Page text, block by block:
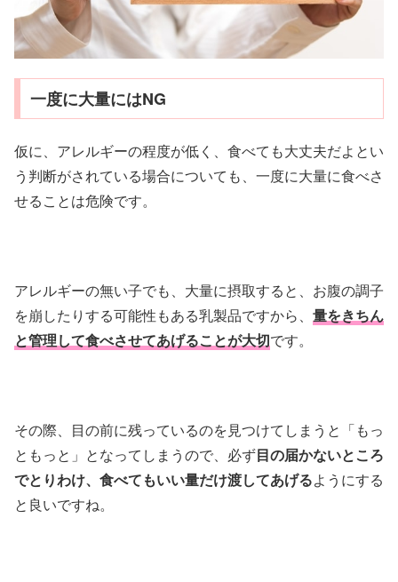
一度に大量にはNG
仮に、アレルギーの程度が低く、食べても大丈夫だよとい
う判断がされている場合についても、一度に大量に食べさ
せることは危険です。
アレルギーの無い子でも、大量に摂取すると、お腹の調子
を崩したりする可能性もある乳製品ですから、 量をきちん
と管理して食べさせてあげることが大切です。
その際、目の前に残っているのを見つけてしまうと「もっ
ともっと」となってしまうので、必ず目の届かないところ
でとりわけ、食べてもいい量だけ渡してあげるようにする
と良いですね。